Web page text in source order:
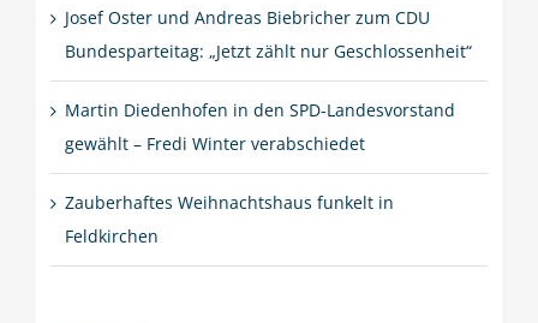
Josef Oster und Andreas Biebricher zum CDU
Bundesparteitag: „Jetzt zählt nur Geschlossenheit“
Martin Diedenhofen in den SPD-Landesvorstand
gewählt – Fredi Winter verabschiedet
Zauberhaftes Weihnachtshaus funkelt in
Feldkirchen